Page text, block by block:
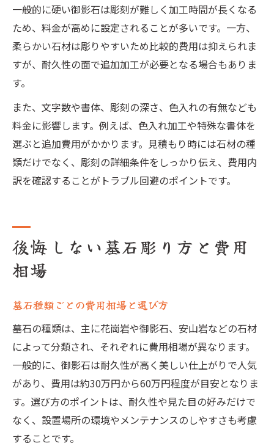
一般的に硬い御影石は彫刻が難しく加工時間が長くなる
ため、料金が高めに設定されることが多いです。一方、
柔らかい石材は彫りやすいため比較的費用は抑えられま
すが、耐久性の面で追加加工が必要となる場合もありま
す。
また、文字数や書体、彫刻の深さ、色入れの有無なども
料金に影響します。例えば、色入れ加工や特殊な書体を
選ぶと追加費用がかかります。見積もり時には石材の種
類だけでなく、彫刻の詳細条件をしっかり伝え、費用内
訳を確認することがトラブル回避のポイントです。
後悔しない墓石彫り方と費用
相場
墓石種類ごとの費用相場と選び方
墓石の種類は、主に花崗岩や御影石、安山岩などの石材
によって分類され、それぞれに費用相場が異なります。
一般的に、御影石は耐久性が高く美しい仕上がりで人気
があり、費用は約30万円から60万円程度が目安となりま
す。選び方のポイントは、耐久性や見た目の好みだけで
なく、設置場所の環境やメンテナンスのしやすさも考慮
することです。